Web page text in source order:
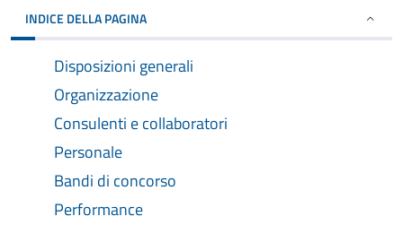
INDICE DELLA PAGINA
Disposizioni generali
Organizzazione
Consulenti e collaboratori
Personale
Bandi di concorso
Performance